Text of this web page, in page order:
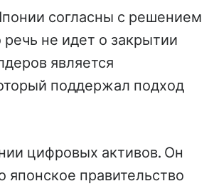
согласны с решением
не идет о закрытии
является
поддержал подход
цифровых активов. Он
японское правительство